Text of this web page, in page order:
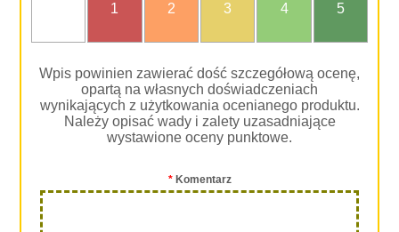
1 2 3 4 5
Wpis powinien zawierać dość szczegółową ocenę,
opartą na własnych doświadczeniach
wynikających z użytkowania ocenianego produktu.
Należy opisać wady i zalety uzasadniające
wystawione oceny punktowe.
*Komentarz